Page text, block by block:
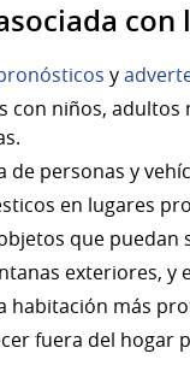
y
con niños,
de personas y
en lugares
que
exteriores, y
habitación más
fuera del